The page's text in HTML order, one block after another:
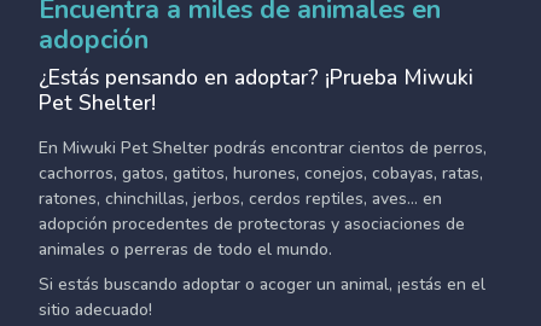
Encuentra a miles de animales en
adopción
¿Estás pensando en adoptar? ¡Prueba Miwuki
Pet Shelter!
En Miwuki Pet Shelter podrás encontrar cientos de perros,
cachorros, gatos, gatitos, hurones, conejos, cobayas, ratas,
ratones, chinchillas, jerbos, cerdos reptiles, aves... en
adopción procedentes de protectoras y asociaciones de
animales o perreras de todo el mundo.
Si estás buscando adoptar o acoger un animal, ¡estás en el
sitio adecuado!